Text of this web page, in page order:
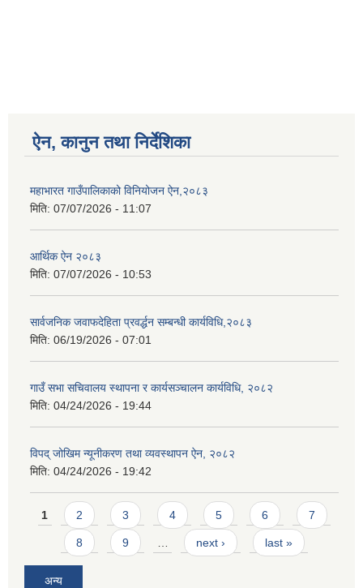
ऐन, कानुन तथा निर्देशिका
महाभारत गाउँपालिकाको विनियोजन ऐन,२०८३
मिति: 07/07/2026 - 11:07
आर्थिक ऐन २०८३
मिति: 07/07/2026 - 10:53
सार्वजनिक जवाफदेहिता प्रवर्द्धन सम्बन्धी कार्यविधि,२०८३
मिति: 06/19/2026 - 07:01
गाउँ सभा सचिवालय स्थापना र कार्यसञ्चालन कार्यविधि, २०८२
मिति: 04/24/2026 - 19:44
विपद् जोखिम न्यूनीकरण तथा व्यवस्थापन ऐन, २०८२
मिति: 04/24/2026 - 19:42
Pages
1 2 3 4 5 6 7
8 9 next › last »
अन्य